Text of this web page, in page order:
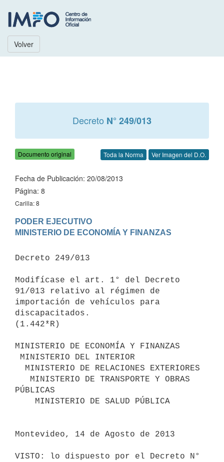
Volver
Decreto N° 249/013
Documento original Toda la Norma Ver Imagen del D.O.
Fecha de Publicación: 20/08/2013
Página: 8
Carilla: 8
PODER EJECUTIVO
Decreto 249/013
Modifícase el art. 1° del Decreto
91/013 relativo al régimen de
importación de vehículos para
discapacitados.
(1.442*R)
MINISTERIO DE ECONOMÍA Y FINANZAS
PÚBLICAS
Montevideo, 14 de Agosto de 2013
VISTO: lo dispuesto por el Decreto N°